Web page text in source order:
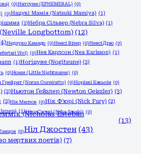
(0)Натсуме (EPHEMERAL) (0)
(0)Нацукі Мамія (Natsuki Mamiya) (1)
(1)Небра Сільвер (Nebra Silva) (1)
Longbottom) (12)
Недзуко Камадо (0)Ненсі Вілер (0)Ненсі Дрю (0)
Vivi) (0)Нея Карлсон (Nea Karlsson) (1)
(1)Ногіцуне (Nogitsune) (2)
(0)Номи (Little Nightmares) (0)
Грейрат (Norun Gureiratto) (0)Норіакі Какьоін (0)
(2)Ньютон Ґейзлер (Newton Geiszler) (3)
(2)Нік Маслов (0)Нік Ф'юрі (Nick Fury) (2)
(1)Ніко Сасакі (Niko Sasaki) (0)
(Nicholas Esteban
(13)
(0)Ніл Джостен (43)
мертвих поетів) (7)